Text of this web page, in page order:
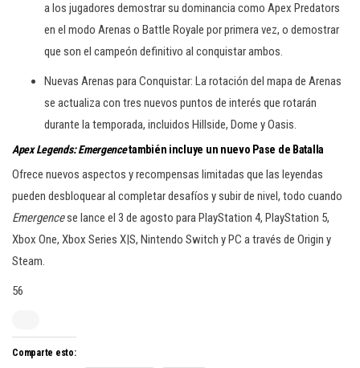
a los jugadores demostrar su dominancia como Apex Predators
en el modo Arenas o Battle Royale por primera vez, o demostrar
que son el campeón definitivo al conquistar ambos.
Nuevas Arenas para Conquistar: La rotación del mapa de Arenas
se actualiza con tres nuevos puntos de interés que rotarán
durante la temporada, incluidos Hillside, Dome y Oasis.
Apex Legends: Emergencetambién incluye un nuevo Pase de Batalla
Ofrece nuevos aspectos y recompensas limitadas que las leyendas
pueden desbloquear al completar desafíos y subir de nivel, todo cuando
Emergencese lance el 3 de agosto para PlayStation 4, PlayStation 5,
Xbox One, Xbox Series X|S, Nintendo Switch y PC a través de Origin y
Steam.
56
Comparte esto: